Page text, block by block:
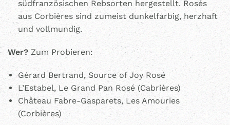
südfranzösischen Rebsorten hergestellt. Rosés
aus Corbières sind zumeist dunkelfarbig, herzhaft
und vollmundig.
Wer? Zum Probieren:
Gérard Bertrand, Source of Joy Rosé
L’Estabel, Le Grand Pan Rosé (Cabrières)
Château Fabre-Gasparets, Les Amouries
(Corbières)